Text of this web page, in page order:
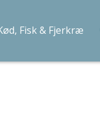
Fisk & Fjerkræ